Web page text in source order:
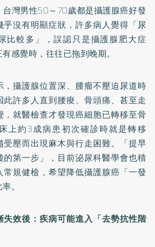
灣男性50～70歲都是攝護腺癌好發
乎沒有明顯症狀，許多病人覺得「尿
比較多」，誤認只是攝護腺肥大症
感覺時，往往已拖到晚期。
，攝護腺位置深、腫瘤不壓迫尿道時
此許多人直到腰痠、骨頭痛、甚至走
，就醫檢查才發現癌細胞已轉移至骨
上約3成病患初次確診時就是轉移
受壓而出現麻木與行走困難。「提早
的第一步」，目前泌尿科醫學會也積
常規健檢，希望降低攝護腺癌「一發
。
失效後：疾病可能進入「去勢抗性階